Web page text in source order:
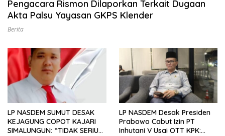
Pengacara Rismon Dilaporkan Terkait Dugaan
Akta Palsu Yayasan GKPS Klender
Berita
LP NASDEM SUMUT DESAK
KEJAGUNG COPOT KAJARI
SIMALUNGUN: “TIDAK SERIUS
LP NASDEM Desak Presiden
Prabowo Cabut Izin PT
Inhutani V Usai OTT KPK: